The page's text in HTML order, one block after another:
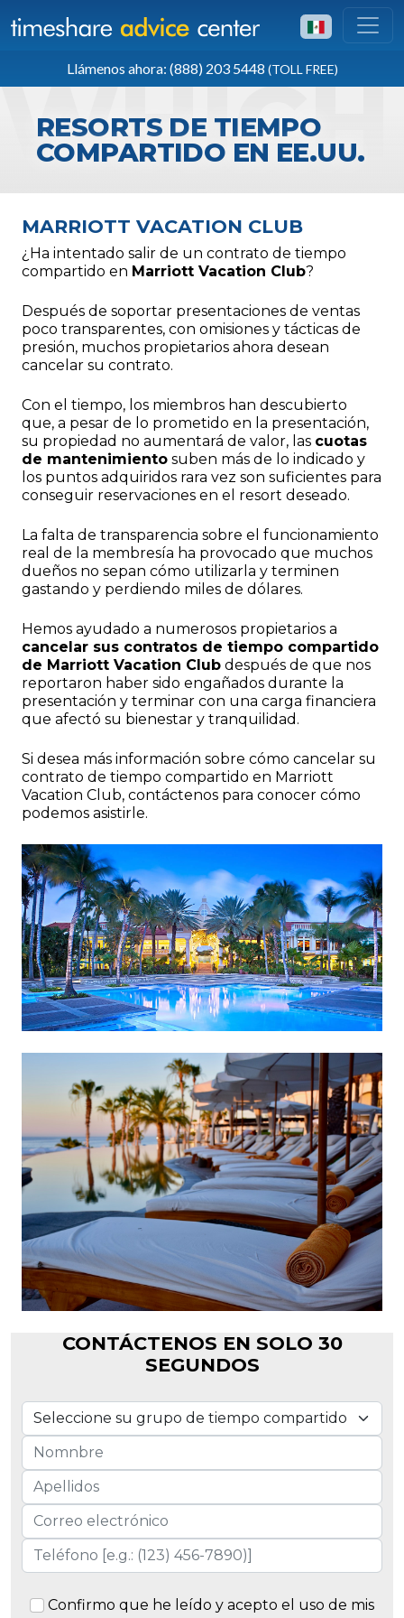
LÍNEA GRATUITA EN EE. UU.
(888) 203 5448
Llámenos ahora: (888) 203 5448 (TOLL FREE)
RESORTS DE TIEMPO
COMPARTIDO EN EE.UU.
MARRIOTT VACATION CLUB
¿Ha intentado salir de un contrato de tiempo
compartido en Marriott Vacation Club?
Después de soportar presentaciones de ventas
poco transparentes, con omisiones y tácticas de
presión, muchos propietarios ahora desean
cancelar su contrato.
Con el tiempo, los miembros han descubierto
que, a pesar de lo prometido en la presentación,
su propiedad no aumentará de valor, las cuotas
de mantenimiento suben más de lo indicado y
los puntos adquiridos rara vez son suficientes para
conseguir reservaciones en el resort deseado.
La falta de transparencia sobre el funcionamiento
real de la membresía ha provocado que muchos
dueños no sepan cómo utilizarla y terminen
gastando y perdiendo miles de dólares.
Hemos ayudado a numerosos propietarios a
cancelar sus contratos de tiempo compartido
de Marriott Vacation Club después de que nos
reportaron haber sido engañados durante la
presentación y terminar con una carga financiera
que afectó su bienestar y tranquilidad.
Si desea más información sobre cómo cancelar su
contrato de tiempo compartido en Marriott
Vacation Club, contáctenos para conocer cómo
podemos asistirle.
CONTÁCTENOS EN SOLO 30
SEGUNDOS
Confirmo que he leído y acepto el uso de mis